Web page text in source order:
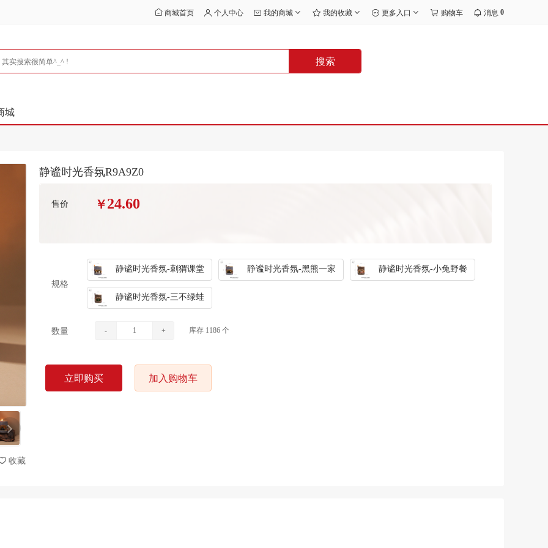
商城首页 个人中心 我的商城 我的收藏 更多入口 购物车 消息 0
搜索
城
收藏
静谧时光香氛R9A9Z0
售价 ￥24.60
规格
静谧时光香氛-刺猬课堂 静谧时光香氛-黑熊一家 静谧时光香氛-小兔野餐
静谧时光香氛-三不绿蛙
数量 - + 库存 1186 个
立即购买 加入购物车